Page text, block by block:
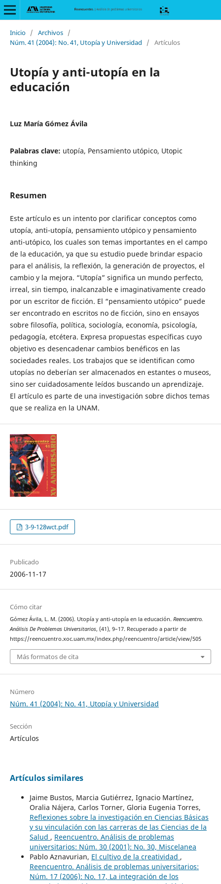
Inicio / Archivos /
Núm. 41 (2004): No. 41, Utopía y Universidad
/ Artículos
Utopía y anti-utopía en la
educación
Luz María Gómez Ávila
Palabras clave: utopía, Pensamiento utópico, Utopic
thinking
Resumen
Este artículo es un intento por clarificar conceptos como
utopía, anti-utopía, pensamiento utópico y pensamiento
anti-utópico, los cuales son temas importantes en el campo
de la educación, ya que su estudio puede brindar espacio
para el análisis, la reflexión, la generación de proyectos, el
cambio y la mejora. “Utopía” significa un mundo perfecto,
irreal, sin tiempo, inalcanzable e imaginativamente creado
por un escritor de ficción. El “pensamiento utópico” puede
ser encontrado en escritos no de ficción, sino en ensayos
sobre filosofía, política, sociología, economía, psicología,
pedagogía, etcétera. Expresa propuestas específicas cuyo
objetivo es desencadenar cambios benéficos en las
sociedades reales. Los trabajos que se identifican como
utopías no deberían ser almacenados en estantes o museos,
sino ser cuidadosamente leídos buscando un aprendizaje.
El artículo es parte de una investigación sobre dichos temas
que se realiza en la UNAM.
3-9-128wct.pdf
Publicado
2006-11-17
Cómo citar
Gómez Ávila, L. M. (2006). Utopía y anti-utopía en la educación. Reencuentro.
Análisis De Problemas Universitarios, (41), 9–17. Recuperado a partir de
https://reencuentro.xoc.uam.mx/index.php/reencuentro/article/view/505
Más formatos de cita
Número
Núm. 41 (2004): No. 41, Utopía y Universidad
Sección
Artículos
Artículos similares
Jaime Bustos, Marcia Gutiérrez, Ignacio Martínez,
Oralia Nájera, Carlos Torner, Gloria Eugenia Torres,
Reflexiones sobre la investigación en Ciencias Básicas
y su vinculación con las carreras de las Ciencias de la
Salud , Reencuentro. Análisis de problemas
universitarios: Núm. 30 (2001): No. 30, Miscelanea
Pablo Aznavurian, El cultivo de la creatividad ,
Reencuentro. Análisis de problemas universitarios:
Núm. 17 (2006): No. 17, La integración de los